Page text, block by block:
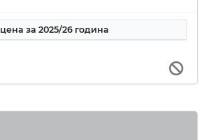
цена за 2025/26 година